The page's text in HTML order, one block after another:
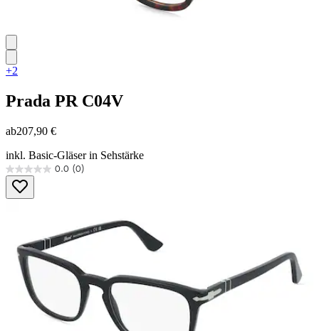
+2
Prada PR C04V
ab207,90 €
inkl. Basic-Gläser in Sehstärke
0.0 (0)
0.0
von
5